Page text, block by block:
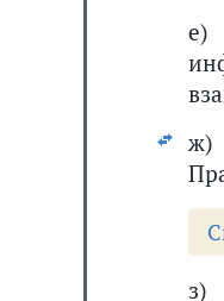
е)
ж)
з)